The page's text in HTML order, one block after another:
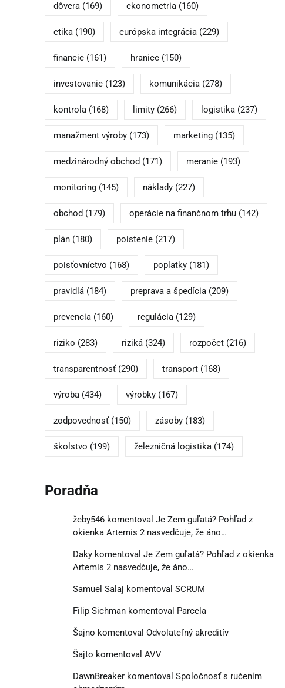
dôvera(169) ekonometria(160)
etika(190) európska integrácia(229)
financie(161) hranice(150)
investovanie(123) komunikácia(278)
kontrola(168) limity(266) logistika(237)
manažment výroby(173) marketing(135)
medzinárodný obchod (171) meranie(193)
monitoring(145) náklady(227)
obchod (179) operácie na finančnom trhu(142)
plán(180) poistenie(217)
poisťovníctvo (168) poplatky(181)
pravidlá(184) preprava a špedícia(209)
prevencia(160) regulácia(129)
riziko (283) riziká(324) rozpočet(216)
transparentnosť(290) transport(168)
výroba(434) výrobky(167)
zodpovednosť(150) zásoby(183)
školstvo (199) železničná logistika(174)
Poradňa
žeby546komentoval Je Zem guľatá? Pohľad z
okienka Artemis 2 nasvedčuje, že áno…
Dakykomentoval Je Zem guľatá? Pohľad z okienka
Artemis 2 nasvedčuje, že áno…
Samuel Salaj komentoval SCRUM
Filip Sichmankomentoval Parcela
Šajno komentoval Odvolateľný akreditív
Šajto komentoval AVV
DawnBreakerkomentoval Spoločnosť s ručením